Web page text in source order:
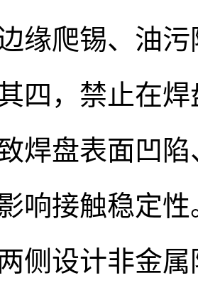
缘爬锡、油
四，禁止在
焊盘表面凹
响接触稳定
侧设计非金